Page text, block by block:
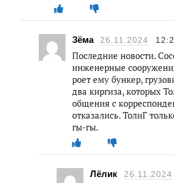
Зёма 26.11.2024
Последние новости.
инженерные
роет ему бункер,
два киргиза, которых
общения с
отказались. ТолиГ
гы-гы.
Лёлик 26.11.2024